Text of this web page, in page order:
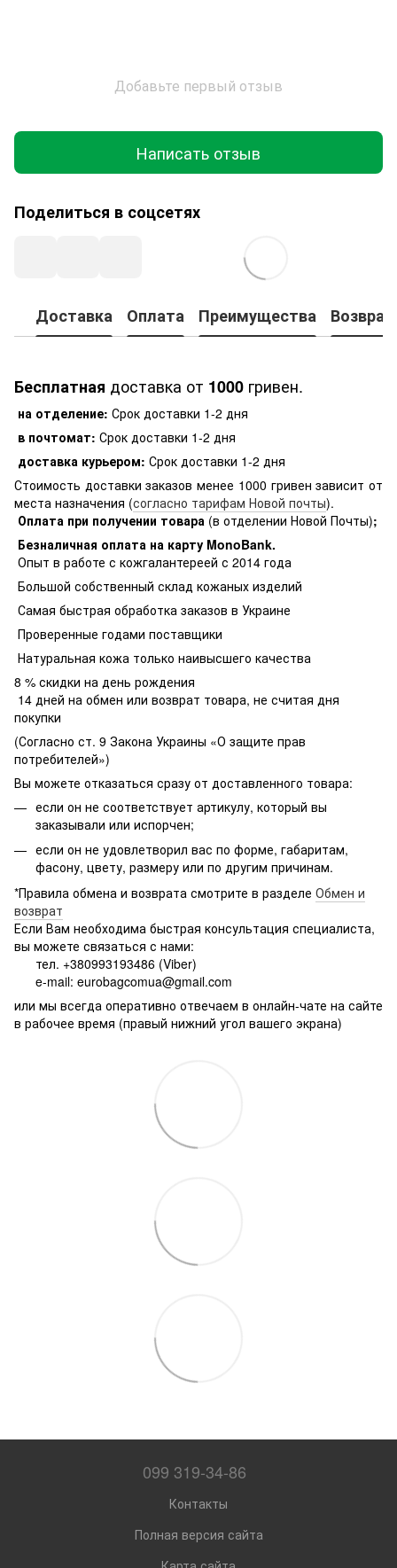
Добавьте первый отзыв
Написать отзыв
Поделиться в соцсетях
Доставка Оплата Преимущества Возврат
Бесплатная доставка от 1000 гривен.
на отделение: Срок доставки 1-2 дня
в почтомат: Срок доставки 1-2 дня
доставка курьером: Срок доставки 1-2 дня
Стоимость доставки заказов менее 1000 гривен зависит от
места назначения (согласно тарифам Новой почты).
Оплата при получении товара (в отделении Новой Почты);
Безналичная оплата на карту MonoBank.
Опыт в работе с кожгалантереей с 2014 года
Большой собственный склад кожаных изделий
Самая быстрая обработка заказов в Украине
Проверенные годами поставщики
Натуральная кожа только наивысшего качества
8 % скидки на день рождения
14 дней на обмен или возврат товара, не считая дня
покупки
(Согласно ст. 9 Закона Украины «О защите прав
потребителей»)
Вы можете отказаться сразу от доставленного товара:
если он не соответствует артикулу, который вы
заказывали или испорчен;
если он не удовлетворил вас по форме, габаритам,
фасону, цвету, размеру или по другим причинам.
*Правила обмена и возврата смотрите в разделе Обмен и
возврат
Если Вам необходима быстрая консультация специалиста,
вы можете связаться с нами:
тел. +380993193486 (Viber)
e-mail: eurobagcomua@gmail.com
или мы всегда оперативно отвечаем в онлайн-чате на сайте
в рабочее время (правый нижний угол вашего экрана)
099 319-34-86
Контакты
Полная версия сайта